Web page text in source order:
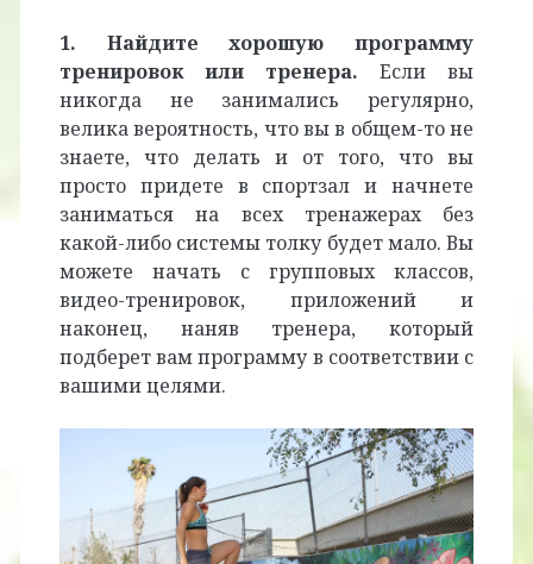
1. Найдите хорошую программу
тренировок или тренера. Если вы
никогда не занимались регулярно,
велика вероятность, что вы в общем-то не
знаете, что делать и от того, что вы
просто придете в спортзал и начнете
заниматься на всех тренажерах без
какой-либо системы толку будет мало. Вы
можете начать с групповых классов,
видео-тренировок, приложений и
наконец, наняв тренера, который
подберет вам программу в соответствии с
вашими целями.